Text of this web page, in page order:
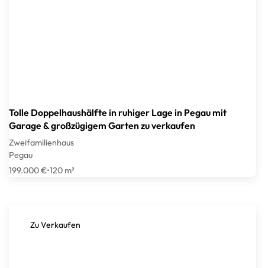
Tolle Doppelhaushälfte in ruhiger Lage in Pegau mit
Garage & großzügigem Garten zu verkaufen
Zweifamilienhaus
Pegau
199.000 €•120 m²
Zu Verkaufen